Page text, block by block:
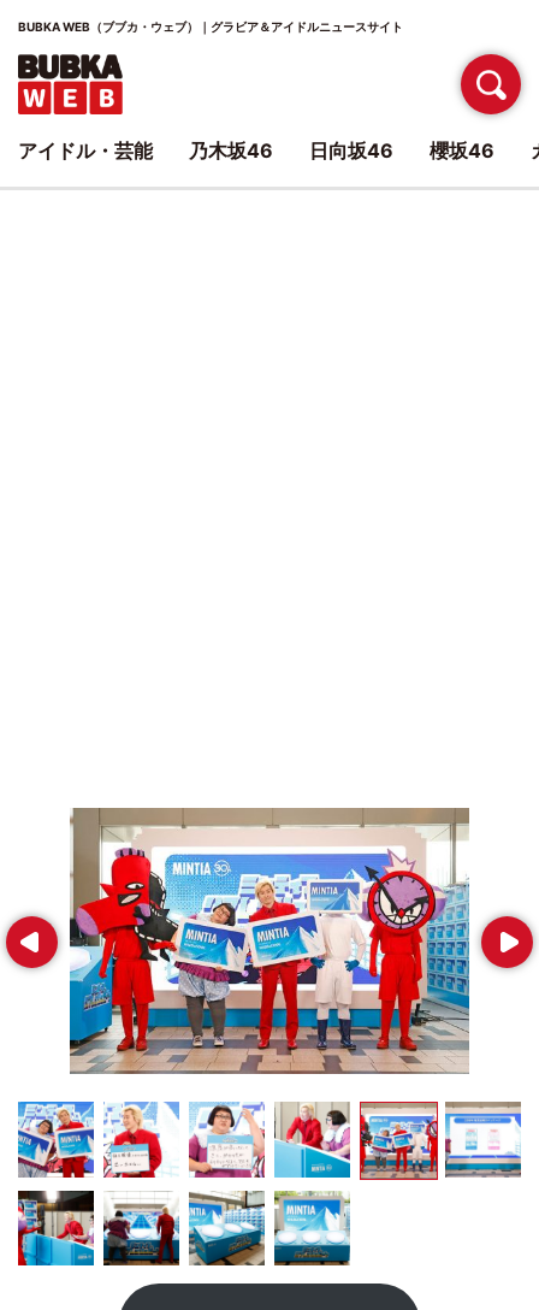
BUBKA WEB（ブブカ・ウェブ）｜グラビア＆アイドルニュースサイト
Prev Next
アイドル・芸能 乃木坂46 日向坂46 櫻坂46